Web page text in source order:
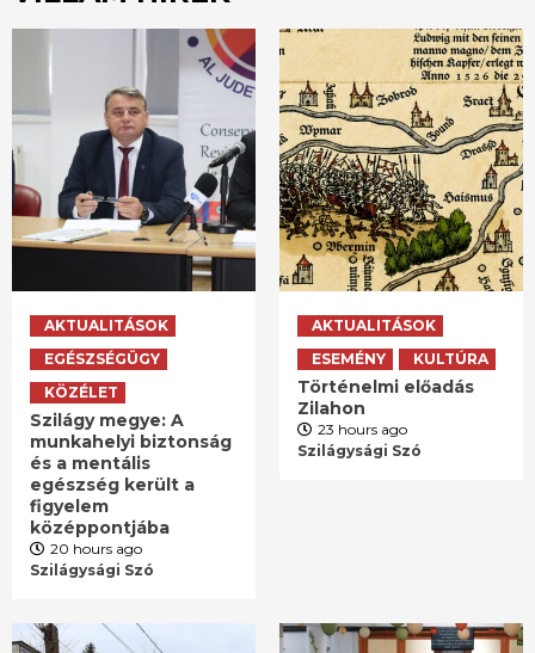
AKTUALITÁSOK
EGÉSZSÉGÜGY
KÖZÉLET
Szilágy megye: A
munkahelyi biztonság
és a mentális
egészség került a
figyelem
középpontjába
20 hours ago
Szilágysági Szó
AKTUALITÁSOK
ESEMÉNY
KULTÚRA
Történelmi előadás
Zilahon
23 hours ago
Szilágysági Szó